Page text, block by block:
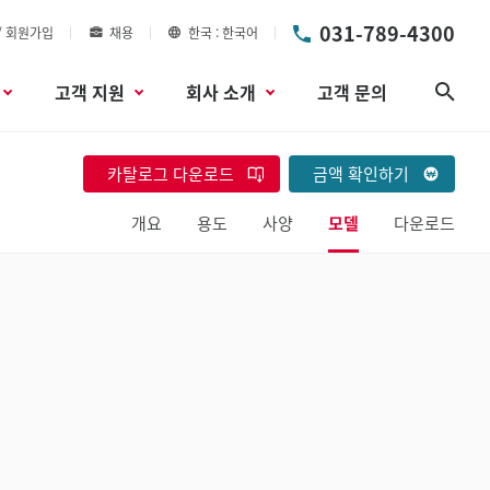
회원가입 채용 한국 한국어 031-789-4300
고객 지원 회사 소개 고객 문의
카탈로그 다운로드 금액 확인하기
개요 용도 사양 모델 다운로드